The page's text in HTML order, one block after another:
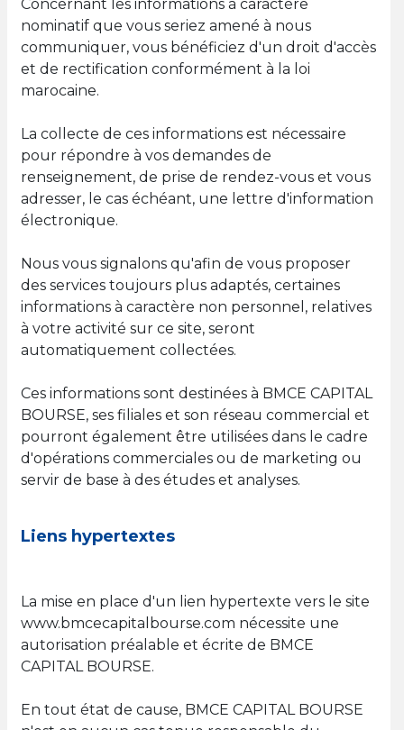
Concernant les informations à caractère
nominatif que vous seriez amené à nous
communiquer, vous bénéficiez d'un droit d'accès
et de rectification conformément à la loi
marocaine.
La collecte de ces informations est nécessaire
pour répondre à vos demandes de
renseignement, de prise de rendez-vous et vous
adresser, le cas échéant, une lettre d'information
électronique.
Nous vous signalons qu'afin de vous proposer
des services toujours plus adaptés, certaines
informations à caractère non personnel, relatives
à votre activité sur ce site, seront
automatiquement collectées.
Ces informations sont destinées à BMCE CAPITAL
BOURSE, ses filiales et son réseau commercial et
pourront également être utilisées dans le cadre
d'opérations commerciales ou de marketing ou
servir de base à des études et analyses.
Liens hypertextes
La mise en place d'un lien hypertexte vers le site
www.bmcecapitalbourse.com nécessite une
autorisation préalable et écrite de BMCE
CAPITAL BOURSE.
En tout état de cause, BMCE CAPITAL BOURSE